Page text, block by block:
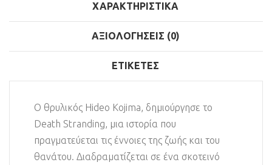
ΧΑΡΑΚΤΗΡΙΣΤΙΚΆ
ΑΞΙΟΛΟΓΉΣΕΙΣ (0)
ΕΤΙΚΈΤΕΣ
Ο θρυλικός Hideo Kojima, δημιούργησε το
Death Stranding, μια ιστορία που
πραγματεύεται τις έννοιες της ζωής και του
θανάτου. Διαδραματίζεται σε ένα σκοτεινό